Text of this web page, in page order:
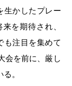
生かしたプレー
を期待され、
も注目を集めて
会を前に、厳し
。